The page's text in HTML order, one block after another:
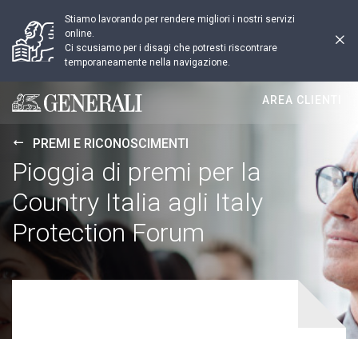
Stiamo lavorando per rendere migliori i nostri servizi
online.
Ci scusiamo per i disagi che potresti riscontrare
temporaneamente nella navigazione.
Generali logo
AREA CLIENTI
PREMI E RICONOSCIMENTI
Pioggia di premi per la
Country Italia agli Italy
Protection Forum